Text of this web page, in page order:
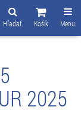
Menu
Košík
Hľadať
2025